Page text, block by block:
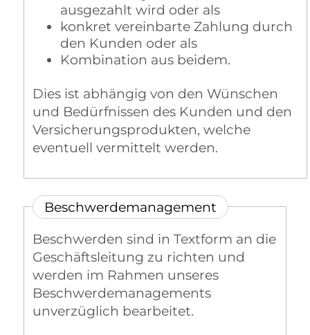
ausgezahlt wird oder als
konkret vereinbarte Zahlung durch
den Kunden oder als
Kombination aus beidem.
Dies ist abhängig von den Wünschen
und Bedürfnissen des Kunden und den
Versicherungsprodukten, welche
eventuell vermittelt werden.
Beschwerdemanagement
Beschwerden sind in Textform an die
Geschäftsleitung zu richten und
werden im Rahmen unseres
Beschwerdemanagements
unverzüglich bearbeitet.